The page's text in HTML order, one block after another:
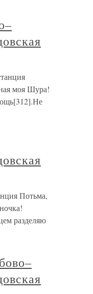
моя Шура!
Потьма,
разделяю